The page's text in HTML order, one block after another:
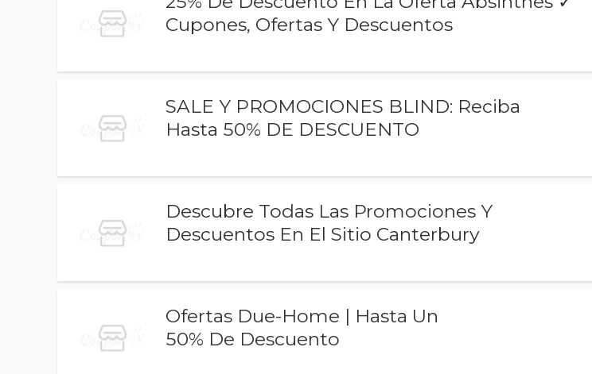
Cupones, Ofertas Y Descuentos
SALE Y PROMOCIONES BLIND: Reciba
Hasta 50% DE DESCUENTO
Descubre Todas Las Promociones Y
Descuentos En El Sitio Canterbury
Ofertas Due-Home | Hasta Un
50% De Descuento